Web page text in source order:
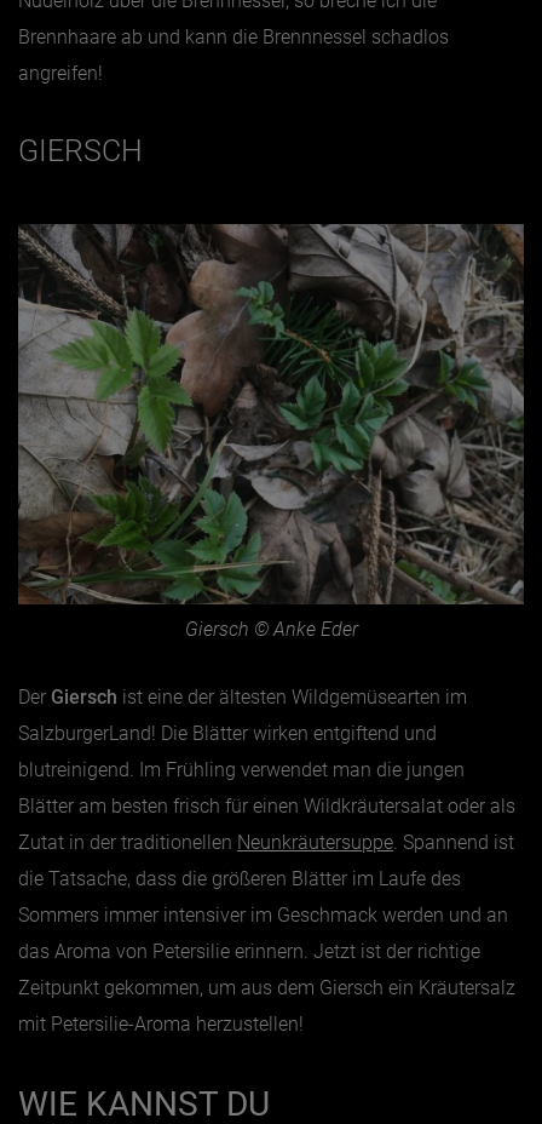
Brennhaare ab und kann die Brennnessel schadlos
angreifen!
GIERSCH
Giersch © Anke Eder
Der Giersch ist eine der ältesten Wildgemüsearten im
SalzburgerLand! Die Blätter wirken entgiftend und
blutreinigend. Im Frühling verwendet man die jungen
Blätter am besten frisch für einen Wildkräutersalat oder als
Zutat in der traditionellen Neunkräutersuppe. Spannend ist
die Tatsache, dass die größeren Blätter im Laufe des
Sommers immer intensiver im Geschmack werden und an
das Aroma von Petersilie erinnern. Jetzt ist der richtige
Zeitpunkt gekommen, um aus dem Giersch ein Kräutersalz
mit Petersilie-Aroma herzustellen!
WIE KANNST DU